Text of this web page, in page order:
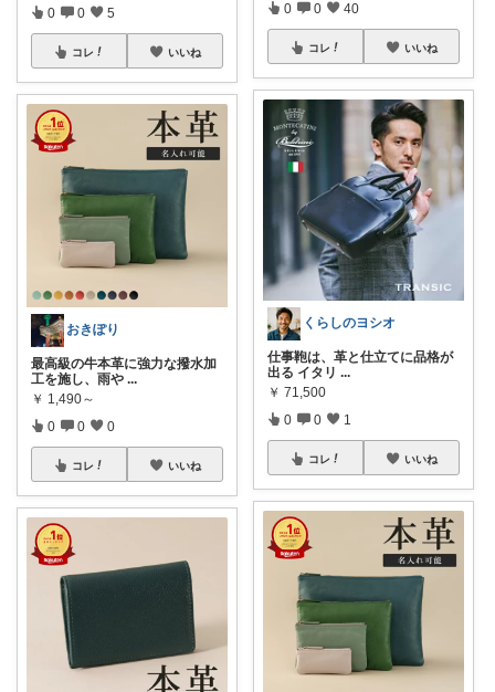
0 0 5
コレ いいね
おきぽり
最高級の牛本革に強力な撥水加
工を施し、雨や ...
￥ 1,490～
0 0 0
コレ いいね
0 0 40
コレ いいね
くらしのヨシオ
仕事鞄は、革と仕立てに品格が
出る イタリ ...
￥ 71,500
0 0 1
コレ いいね